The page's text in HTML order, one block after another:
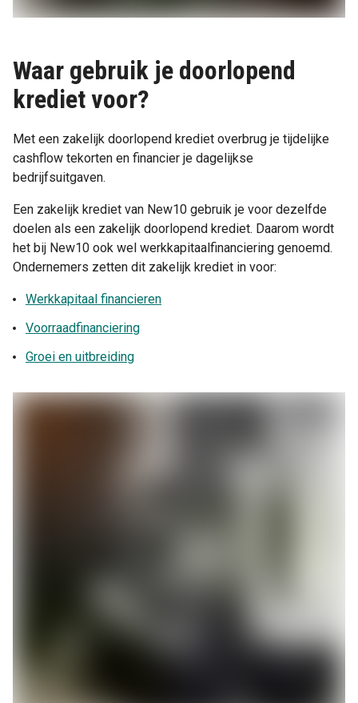
Waar gebruik je doorlopend
krediet voor?
Met een zakelijk doorlopend krediet overbrug je tijdelijke
cashflow tekorten en financier je dagelijkse
bedrijfsuitgaven.
Een zakelijk krediet van New10 gebruik je voor dezelfde
doelen als een zakelijk doorlopend krediet. Daarom wordt
het bij New10 ook wel werkkapitaalfinanciering genoemd.
Ondernemers zetten dit zakelijk krediet in voor:
Werkkapitaal financieren
Voorraadfinanciering
Groei en uitbreiding